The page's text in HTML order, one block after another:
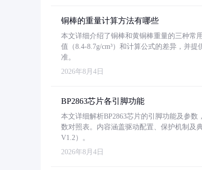
铜棒的重量计算方法有哪些
本文详细介绍了铜棒和黄铜棒重量的三种常
值（8.4-8.7g/cm³）和计算公式的差异，并
准。
2026年8月4日
BP2863芯片各引脚功能
本文详细解析BP2863芯片的引脚功能及参
数对照表。内容涵盖驱动配置、保护机制及
V1.2）。
2026年8月4日